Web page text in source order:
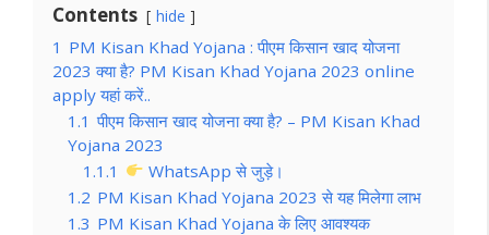
Contents hide
1 PM Kisan Khad Yojana : पीएम किसान खाद योजना
2023 क्या है? PM Kisan Khad Yojana 2023 online
apply यहां करें..
1.1 पीएम किसान खाद योजना क्या है? – PM Kisan Khad
Yojana 2023
1.1.1
WhatsApp से जुड़े।
1.2 PM Kisan Khad Yojana 2023 से यह मिलेगा लाभ
1.3 PM Kisan Khad Yojana के लिए आवश्यक